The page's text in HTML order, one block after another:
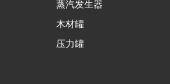
蒸汽发生器
木材罐
压力罐